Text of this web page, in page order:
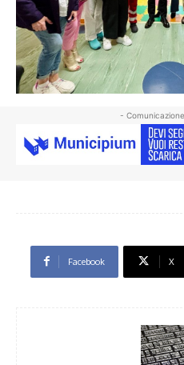
-
Facebook X